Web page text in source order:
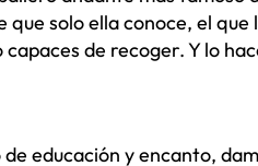
solo ella conoce, el
capaces de recoger. Y lo
educación y encanto,